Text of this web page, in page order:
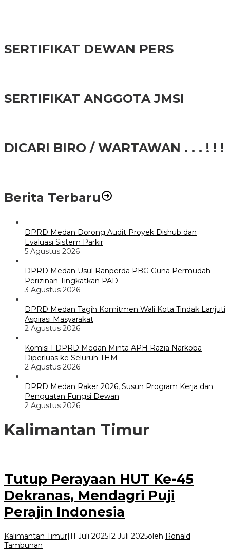
SERTIFIKAT DEWAN PERS
SERTIFIKAT ANGGOTA JMSI
DICARI BIRO / WARTAWAN . . . ! ! !
Berita Terbaru
DPRD Medan Dorong Audit Proyek Dishub dan
Evaluasi Sistem Parkir
5 Agustus 2026
DPRD Medan Usul Ranperda PBG Guna Permudah
Perizinan Tingkatkan PAD
3 Agustus 2026
DPRD Medan Tagih Komitmen Wali Kota Tindak Lanjuti
Aspirasi Masyarakat
2 Agustus 2026
Komisi I DPRD Medan Minta APH Razia Narkoba
Diperluas ke Seluruh THM
2 Agustus 2026
DPRD Medan Raker 2026, Susun Program Kerja dan
Penguatan Fungsi Dewan
2 Agustus 2026
Kalimantan Timur
Tutup Perayaan HUT Ke-45
Dekranas, Mendagri Puji
Perajin Indonesia
Kalimantan Timur|11 Juli 202512 Juli 2025oleh Ronald
Tambunan